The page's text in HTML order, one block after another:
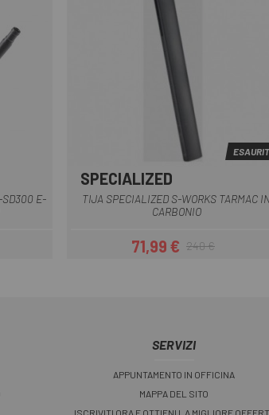
SD300 E-
Grigio scuro
SPECIALIZED
TIJA SPECIALIZED S-WORKS TARMAC
CARBONIO
Prezzo
71,99 €Prezzo base
240 €
SERVIZI
APPUNTAMENTO IN OFFICINA
MAPPA DEL SITO
ISCRIVITI ORA E OTTIENI LA MIGLIORE